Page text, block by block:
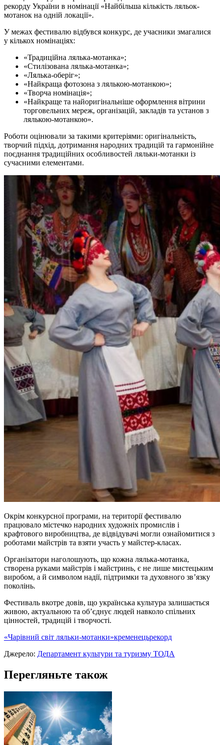
рекорду України в номінації «Найбільша кількість ляльок-
мотанок на одній локації».
У межах фестивалю відбувся конкурс, де учасники змагалися
у кількох номінаціях:
«Традиційна лялька-мотанка»;
«Стилізована лялька-мотанка»;
«Лялька-оберіг»;
«Найкраща фотозона з лялькою-мотанкою»;
«Творча номінація»;
«Найкраще та найоригінальніше оформлення вітрини
торговельних мереж, організацій, закладів та установ з
лялькою-мотанкою».
Роботи оцінювали за такими критеріями: оригінальність,
творчий підхід, дотримання народних традицій та гармонійне
поєднання традиційних особливостей ляльки-мотанки із
сучасними елементами.
Окрім конкурсної програми, на території фестивалю
працювало містечко народних художніх промислів і
крафтового виробництва, де відвідувачі могли ознайомитися з
роботами майстрів та взяти участь у майстер-класах.
Організатори наголошують, що кожна лялька-мотанка,
створена руками майстрів і майстринь, є не лише мистецьким
виробом, а й символом надії, підтримки та духовного зв’язку
поколінь.
Фестиваль вкотре довів, що українська культура залишається
живою, актуальною та об’єднує людей навколо спільних
цінностей, традицій і творчості.
«Чарівний світ ляльки-мотанки»кременецьрекорд
Джерело: Департамент культури та туризму ТОДА
Перегляньте також